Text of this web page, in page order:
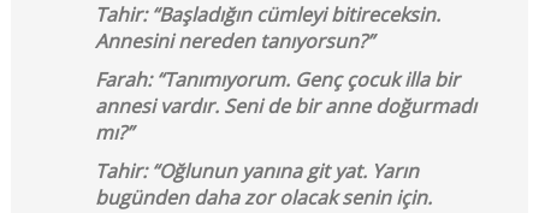
Tahir: “Başladığın cümleyi bitireceksin.
Annesini nereden tanıyorsun?”
Farah: “Tanımıyorum. Genç çocuk illa bir
annesi vardır. Seni de bir anne doğurmadı
mı?”
Tahir: “Oğlunun yanına git yat. Yarın
bugünden daha zor olacak senin için.